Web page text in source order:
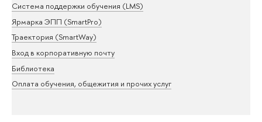
Система поддержки обучения (LMS)
Ярмарка ЭПП (SmartPro)
Траектория (SmartWay)
Вход в корпоративную почту
Библиотека
Оплата обучения, общежития и прочих услуг